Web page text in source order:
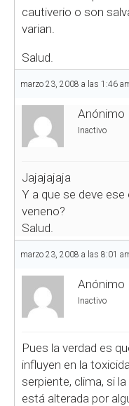
cautiverio o son
varian.
Salud.
marzo 23, 2008 a las 1:46
Anónimo
Inactivo
Jajajajaja
Y a que se deve
veneno?
Salud.
marzo 23, 2008 a las 8:01
Anónimo
Inactivo
Pues la verdad es
influyen en la
serpiente, clima, si
está alterada por